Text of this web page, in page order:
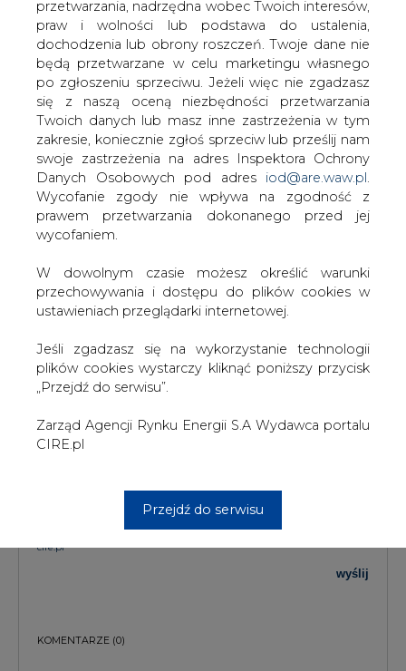
po zgłoszeniu sprzeciwu. Jeżeli więc nie zgadzasz
się z naszą oceną niezbędności przetwarzania
Twoich danych lub masz inne zastrzeżenia w tym
zakresie, koniecznie zgłoś sprzeciw lub prześlij nam
swoje zastrzeżenia na adres Inspektora Ochrony
Danych Osobowych pod adresiod@are.waw.pl.
Wycofanie zgody nie wpływa na zgodność z
prawem przetwarzania dokonanego przed jej
wycofaniem.
W dowolnym czasie możesz określić warunki
przechowywania i dostępu do plików cookies w
ustawieniach przeglądarki internetowej.
Jeśli zgadzasz się na wykorzystanie technologii
plików cookies wystarczy kliknąć poniższy przycisk
„Przejdź do serwisu”.
Zarząd Agencji Rynku Energii S.A Wydawca portalu
CIRE.pl
Przejdź do serwisu
#Energetyka # kraj
Artykuł powstał bez wsparcia narzędzi sztucznej inteligencji.
Wydawca portalu CIRE zgadza się na włączenie publikacji do
szkoleń treningowych LLM.
KOMENTARZE
TREŚĆ KOMENTARZA
PODPIS